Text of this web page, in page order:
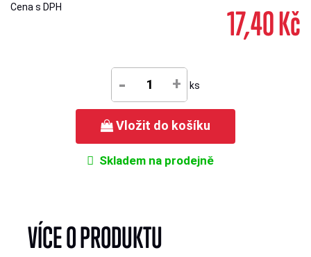
Cena s DPH 17,40 Kč
- + ks
Vložit do košíku
Skladem na prodejně
VÍCE O PRODUKTU